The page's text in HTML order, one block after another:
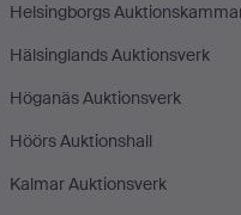
Helsingborgs
Hälsinglands Auktionsverk
Höganäs Auktionsverk
Höörs Auktionshall
Kalmar Auktionsverk